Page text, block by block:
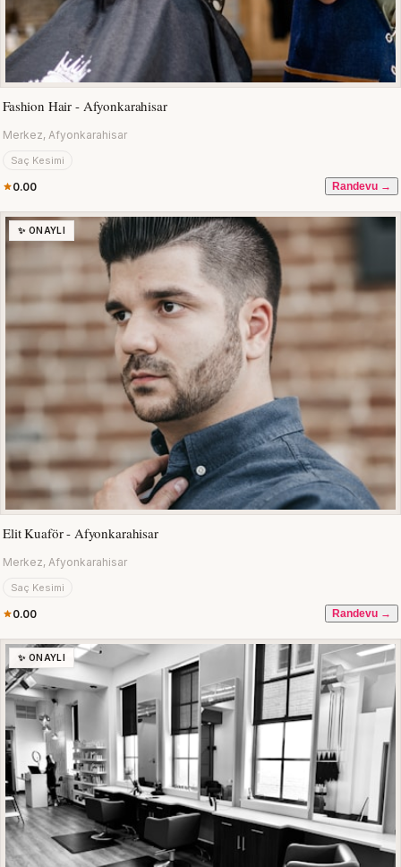
Fashion Hair - Afyonkarahisar
Merkez, Afyonkarahisar
Saç Kesimi
0.00 Randevu →
✨ ONAYLI
Elit Kuaför - Afyonkarahisar
Merkez, Afyonkarahisar
Saç Kesimi
0.00 Randevu →
✨ ONAYLI